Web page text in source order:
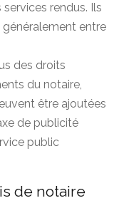
rendus. Ils
généralement entre
des droits
du notaire,
être ajoutées
de publicité
public
de notaire